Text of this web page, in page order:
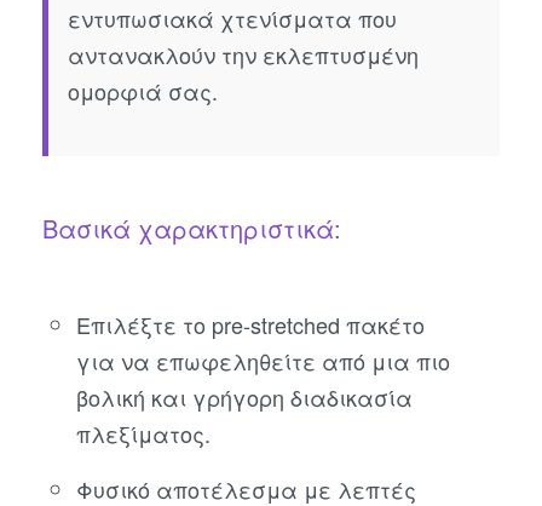
εντυπωσιακά χτενίσματα που
αντανακλούν την εκλεπτυσμένη
ομορφιά σας.
Βασικά χαρακτηριστικά:
Επιλέξτε το pre-stretched πακέτο
για να επωφεληθείτε από μια πιο
βολική και γρήγορη διαδικασία
πλεξίματος.
Φυσικό αποτέλεσμα με λεπτές